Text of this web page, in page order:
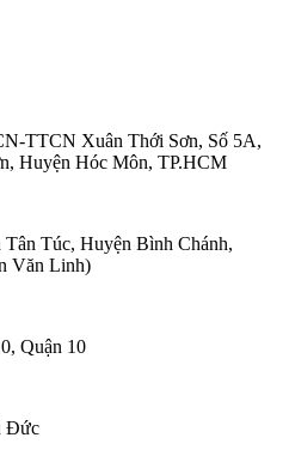
TTCN Xuân Thới Sơn, Số 5A,
Huyện Hóc Môn, TP.HCM
Túc, Huyện Bình Chánh,
Văn Linh)
Quận 10
Đức